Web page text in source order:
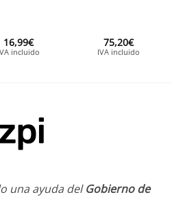
16,99€
incluido
75,20€
IVA incluido
una ayuda delGobierno de